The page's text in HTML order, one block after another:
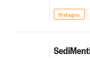
Bistagno